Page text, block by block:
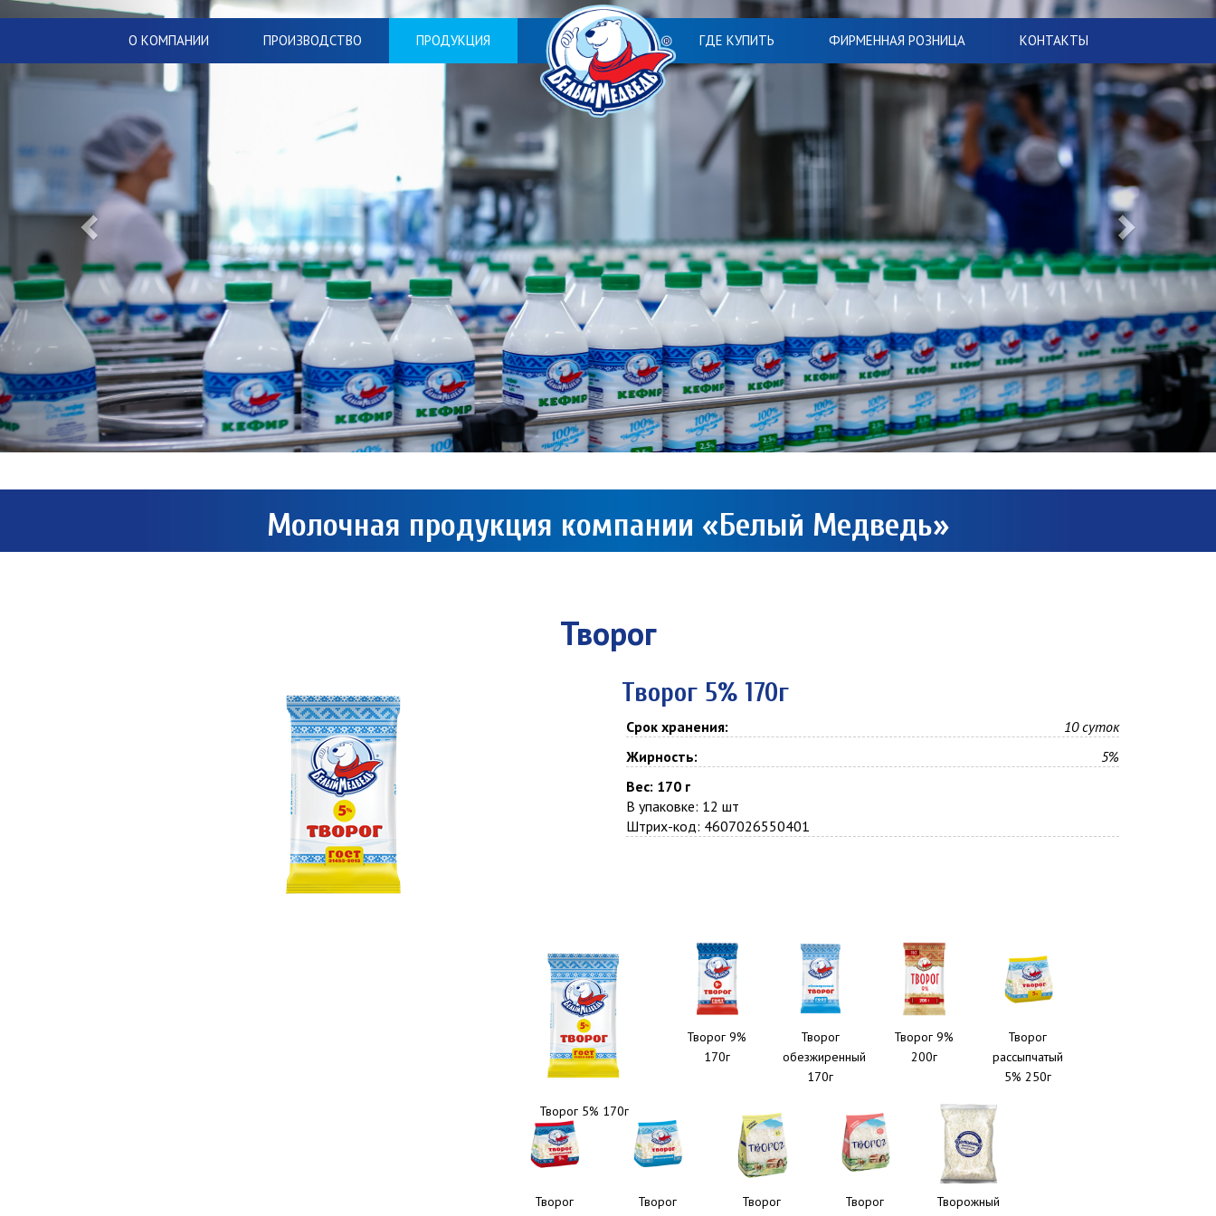
О КОМПАНИИ ПРОИЗВОДСТВО ПРОДУКЦИЯ ГДЕ КУПИТЬ ФИРМЕННАЯ РОЗНИЦА КОНТАКТЫ
Молочная продукция компании «Белый Медведь»
Творог
Творог 5% 170г
Срок хранения:
10 суток
Жирность:
5%
Вес: 170 г
В упаковке: 12 шт
Штрих-код: 4607026550401
Творог 5% 170г
Творог 9%
170г
Творог
обезжиренный
170г
Творог 9%
200г
Творог
рассыпчатый
5% 250г
Творог
Творог
Творог
Творог
Творожный